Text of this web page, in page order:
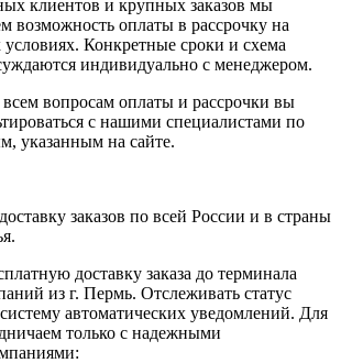
клиентов и крупных заказов мы
возможность оплаты в рассрочку на
Конкретные сроки и схема
индивидуально с менеджером.
вопросам оплаты и рассрочки вы
с нашими специалистами по
указанным на сайте.
заказов по всей России и в страны
доставку заказа до терминала
из г. Пермь. Отслеживать статус
автоматических уведомлений. Для
только с надежными